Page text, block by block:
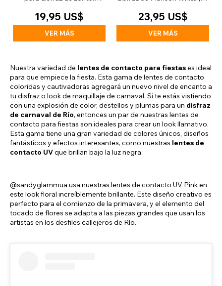
19,95 US$
VER MÁS
23,95 US$
VER MÁS
Nuestra variedad de lentes de contacto para fiestases ideal
para que empiece la fiesta. Esta gama de lentes de contacto
coloridas y cautivadoras agregará un nuevo nivel de encanto a
tu disfraz o look de maquillaje de carnaval. Si te estás vistiendo
con una explosión de color, destellos y plumas para un disfraz
de carnaval de Río, entonces un par de nuestras lentes de
contacto para fiestas son ideales para crear un look llamativo.
Esta gama tiene una gran variedad de colores únicos, diseños
fantásticos y efectos interesantes, como nuestras lentes de
contacto UVque brillan bajo la luz negra.
@sandyglammua usa nuestras lentes de contacto UV Pink en
este look floral increíblemente brillante. Este diseño creativo es
perfecto para el comienzo de la primavera, y el elemento del
tocado de flores se adapta a las piezas grandes que usan los
artistas en los desfiles callejeros de Río.